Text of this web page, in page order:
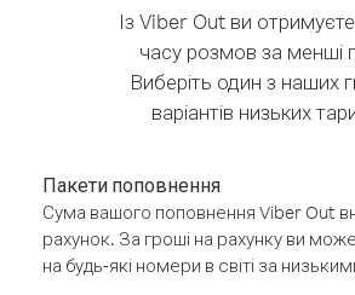
Із Viber Out ви
часу розмов за менші
Виберіть один з наших
варіантів низьких
Пакети поповнення
Сума вашого поповнення Viber Out
рахунок. За гроші на рахунку ви
на будь-які номери в світі за